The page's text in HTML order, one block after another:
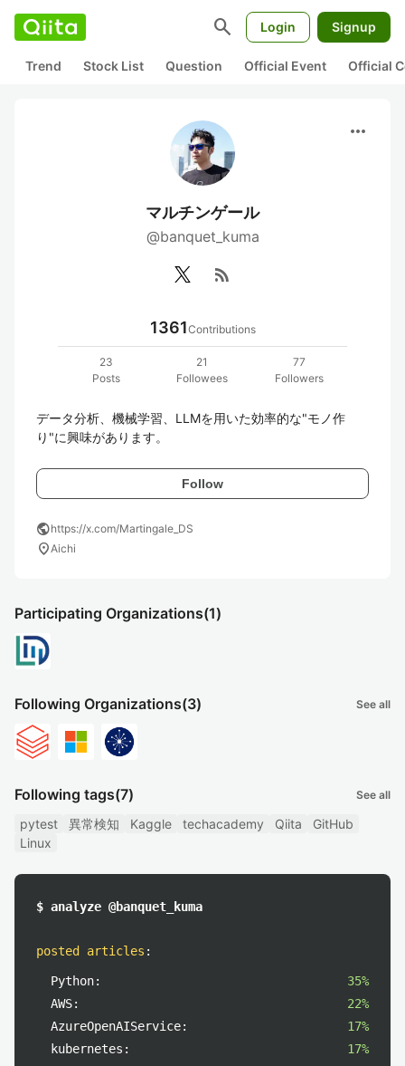
search Login Signup
Trend Stock List Question Official Event Official
more_horiz
マルチンゲール
@banquet_kuma
rss_feed
1361Contributions
23
Posts
21
Followees
77
Followers
データ分析、機械学習、LLMを用いた効率的な"モノ作
り"に興味があります。
Follow
publichttps://x.com/Martingale_DS
location_onAichi
Participating Organizations(1)
Following Organizations(3) See all
Following tags(7) See all
pytest 異常検知 Kaggle techacademy Qiita
GitHub
Linux
$ analyze @banquet_kuma
posted articles :
Python:
35%
AWS:
22%
AzureOpenAIService:
17%
kubernetes:
17%